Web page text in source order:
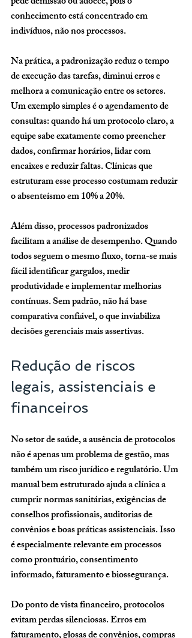
conhecimento está concentrado em
indivíduos, não nos processos.
Na prática, a padronização reduz o tempo
de execução das tarefas, diminui erros e
melhora a comunicação entre os setores.
Um exemplo simples é o agendamento de
consultas: quando há um protocolo claro, a
equipe sabe exatamente como preencher
dados, confirmar horários, lidar com
encaixes e reduzir faltas. Clínicas que
estruturam esse processo costumam reduzir
o absenteísmo em 10% a 20%.
Além disso, processos padronizados
facilitam a análise de desempenho. Quando
todos seguem o mesmo fluxo, torna-se mais
fácil identificar gargalos, medir
produtividade e implementar melhorias
contínuas. Sem padrão, não há base
comparativa confiável, o que inviabiliza
decisões gerenciais mais assertivas.
Redução de riscos
legais, assistenciais e
financeiros
No setor de saúde, a ausência de protocolos
não é apenas um problema de gestão, mas
também um risco jurídico e regulatório. Um
manual bem estruturado ajuda a clínica a
cumprir normas sanitárias, exigências de
conselhos profissionais, auditorias de
convênios e boas práticas assistenciais. Isso
é especialmente relevante em processos
como prontuário, consentimento
informado, faturamento e biossegurança.
Do ponto de vista financeiro, protocolos
evitam perdas silenciosas. Erros em